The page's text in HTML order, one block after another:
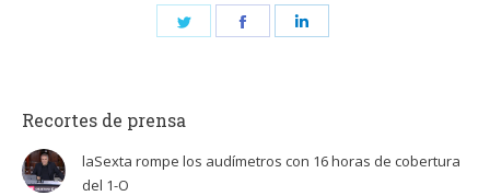
Share
Share
Recortes de prensa
laSexta rompe los audímetros con 16 horas de cobertura
del 1-O